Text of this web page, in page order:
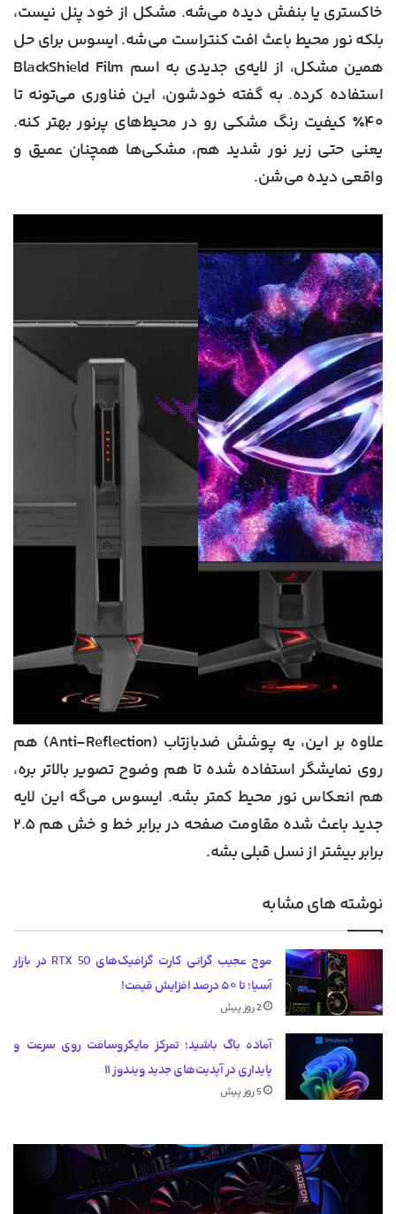
خاکستری یا بنفش دیده می‌شه. مشکل از خود پنل نیست،
بلکه نور محیط باعث افت کنتراست می‌شه. ایسوس برای حل
همین مشکل، از لایه‌ی جدیدی به اسم BlackShield Film
استفاده کرده. به گفته خودشون، این فناوری می‌تونه تا
۴۰٪ کیفیت رنگ مشکی رو در محیط‌های پرنور بهتر کنه.
یعنی حتی زیر نور شدید هم، مشکی‌ها همچنان عمیق و
واقعی دیده می‌شن.
علاوه بر این، یه پوشش ضدبازتاب (Anti-Reflection) هم
روی نمایشگر استفاده شده تا هم وضوح تصویر بالاتر بره،
هم انعکاس نور محیط کمتر بشه. ایسوس می‌گه این لایه
جدید باعث شده مقاومت صفحه در برابر خط و خش هم ۲.۵
برابر بیشتر از نسل قبلی بشه.
نوشته های مشابه
موج عجیب گرانی کارت گرافیک‌های RTX 50 در بازار
آسیا؛ تا ۵۰ درصد افزایش قیمت!
2 روز پیش
آماده باگ باشید؛ تمرکز مایکروسافت روی سرعت و
پایداری در آپدیت‌های جدید ویندوز ۱۱
5 روز پیش